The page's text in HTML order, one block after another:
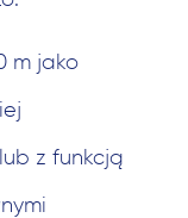
m jako
z funkcją